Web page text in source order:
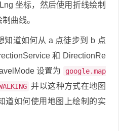
坐标，然后使用折线绘制
曲线。
知道如何从 a 点徒步到 b 点
和 DirectionRe
设置为
google.map
并以这种方式在地图
道如何使用地图上绘制的实